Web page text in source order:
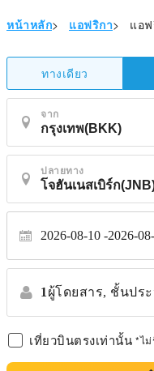
หน้าหลัก> แอฟริกา> แอ
ทางเดียว
จาก
ปลายทาง
2026-08-10 2026-
1 ผู้โดยสาร, ชั้นปร
เที่ยวบินตรงเท่านั้น *ไม่